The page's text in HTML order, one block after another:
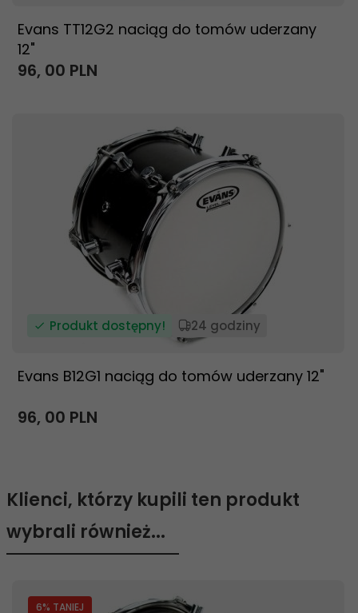
Evans TT12G2 naciąg do tomów uderzany
12"
96, 00 PLN
Produkt dostępny! 24 godziny
Evans B12G1 naciąg do tomów uderzany 12"
96, 00 PLN
Klienci, którzy kupili ten produkt
wybrali również...
6% TANIEJ